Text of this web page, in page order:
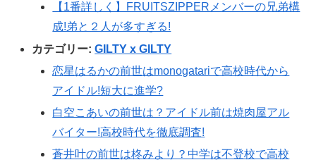
【1番詳しく】FRUITSZIPPERメンバーの兄弟構
成!弟と２人が多すぎる!
カテゴリー:GILTY x GILTY
恋星はるかの前世はmonogatariで高校時代から
アイドル!短大に進学?
白空こあいの前世は？アイドル前は焼肉屋アル
バイター!高校時代を徹底調査!
蒼井叶の前世は柊みより？中学は不登校で高校